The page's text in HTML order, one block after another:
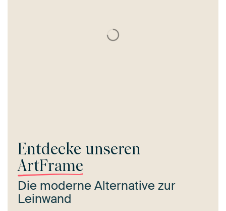
Entdecke unseren
ArtFrame
Die moderne Alternative zur
Leinwand